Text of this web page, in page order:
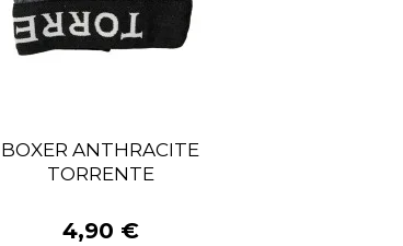
BOXER ANTHRACITE
TORRENTE
4,90 €